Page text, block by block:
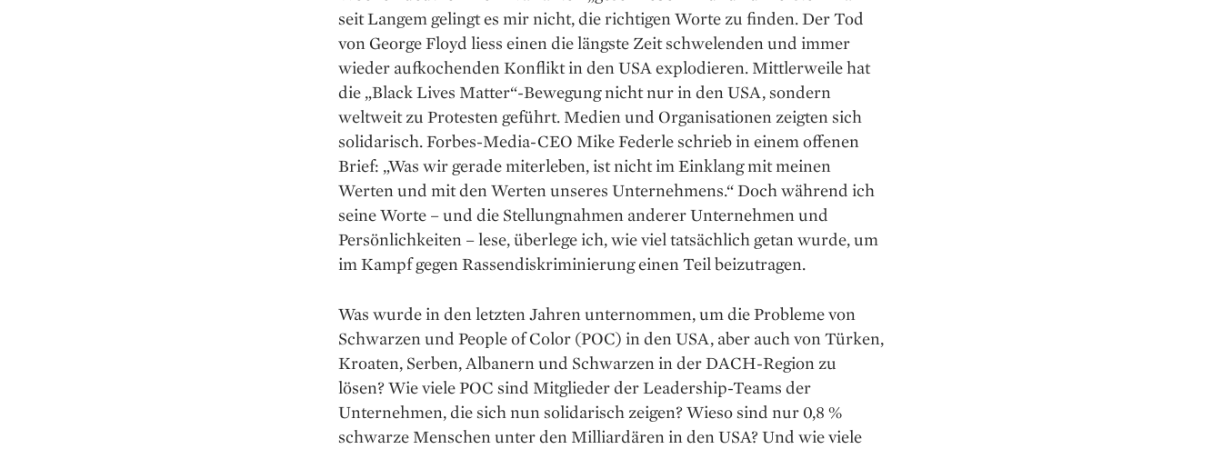
seit Langem gelingt es mir nicht, die richtigen Worte zu finden. Der Tod
von George Floyd liess einen die längste Zeit schwelenden und immer
wieder aufkochenden Konflikt in den USA explodieren. Mittlerweile hat
die „Black Lives Matter“-Bewegung nicht nur in den USA, sondern
weltweit zu Protesten geführt. Medien und Organisationen zeigten sich
solidarisch. Forbes-Media-CEO Mike Federle schrieb in einem offenen
Brief: „Was wir gerade miterleben, ist nicht im Einklang mit meinen
Werten und mit den Werten ­unseres Unternehmens.“ Doch während ich
seine ­Worte – und die Stellungnahmen anderer Unternehmen und
Persönlichkeiten – lese, überlege ich, wie viel tatsächlich getan wurde, um
im Kampf gegen Rassendiskriminierung einen Teil beizutragen.
Was wurde in den letzten Jahren unternommen, um die Probleme von
Schwarzen und People of Color (POC) in den USA, aber auch von Türken,
Kroaten, Serben, Albanern und Schwarzen in der DACH-Region zu
lösen? Wie viele POC sind Mitglieder der Leadership-Teams der
Unternehmen, die sich nun solidarisch zeigen? Wieso sind nur 0,8 %
schwarze Menschen unter den Milliar­dären in den USA? Und wie viele